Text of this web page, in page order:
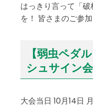
はっきり言って「
を！ 皆さまのご参
【弱虫ペダ
シュサイン会
大会当日 10月14日